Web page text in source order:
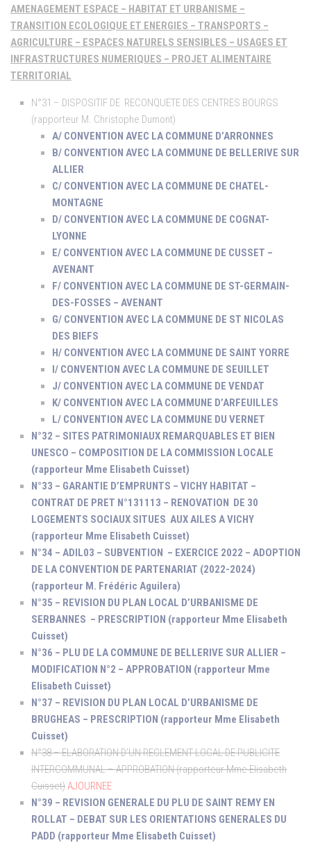
AMENAGEMENT ESPACE – HABITAT ET URBANISME –
TRANSITION ECOLOGIQUE ET ENERGIES – TRANSPORTS –
AGRICULTURE – ESPACES NATURELS SENSIBLES – USAGES ET
INFRASTRUCTURES NUMERIQUES – PROJET ALIMENTAIRE
TERRITORIAL
N°31 – DISPOSITIF DE RECONQUETE DES CENTRES BOURGS
(rapporteur M. Christophe Dumont)
A/ CONVENTION AVEC LA COMMUNE D’ARRONNES
B/ CONVENTION AVEC LA COMMUNE DE BELLERIVE SUR
ALLIER
C/ CONVENTION AVEC LA COMMUNE DE CHATEL-
MONTAGNE
D/ CONVENTION AVEC LA COMMUNE DE COGNAT-
LYONNE
E/ CONVENTION AVEC LA COMMUNE DE CUSSET –
AVENANT
F/ CONVENTION AVEC LA COMMUNE DE ST-GERMAIN-
DES-FOSSES – AVENANT
G/ CONVENTION AVEC LA COMMUNE DE ST NICOLAS
DES BIEFS
H/ CONVENTION AVEC LA COMMUNE DE SAINT YORRE
I/ CONVENTION AVEC LA COMMUNE DE SEUILLET
J/ CONVENTION AVEC LA COMMUNE DE VENDAT
K/ CONVENTION AVEC LA COMMUNE D’ARFEUILLES
L/ CONVENTION AVEC LA COMMUNE DU VERNET
N°32 – SITES PATRIMONIAUX REMARQUABLES ET BIEN
UNESCO – COMPOSITION DE LA COMMISSION LOCALE
(rapporteur Mme Elisabeth Cuisset)
N°33 – GARANTIE D’EMPRUNTS – VICHY HABITAT –
CONTRAT DE PRET N°131113 – RENOVATION DE 30
LOGEMENTS SOCIAUX SITUES AUX AILES A VICHY
(rapporteur Mme Elisabeth Cuisset)
N°34 – ADIL03 – SUBVENTION – EXERCICE 2022 – ADOPTION
DE LA CONVENTION DE PARTENARIAT (2022-2024)
(rapporteur M. Frédéric Aguilera)
N°35 – REVISION DU PLAN LOCAL D’URBANISME DE
SERBANNES – PRESCRIPTION (rapporteur Mme Elisabeth
Cuisset)
N°36 – PLU DE LA COMMUNE DE BELLERIVE SUR ALLIER –
MODIFICATION N°2 – APPROBATION (rapporteur Mme
Elisabeth Cuisset)
N°37 – REVISION DU PLAN LOCAL D’URBANISME DE
BRUGHEAS – PRESCRIPTION (rapporteur Mme Elisabeth
Cuisset)
N°38 – ELABORATION D’UN REGLEMENT LOCAL DE PUBLICITE
INTERCOMMUNAL – APPROBATION (rapporteur Mme Elisabeth
Cuisset)AJOURNEE
N°39 – REVISION GENERALE DU PLU DE SAINT REMY EN
ROLLAT – DEBAT SUR LES ORIENTATIONS GENERALES DU
PADD (rapporteur Mme Elisabeth Cuisset)